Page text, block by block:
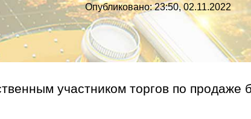
Опубликовано: 23:50, 02.11.2022
участником торгов по продаже